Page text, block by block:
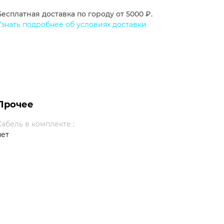
доставка по городу от 5000 ₽.
подробнее об условиях доставки
в комплекте :